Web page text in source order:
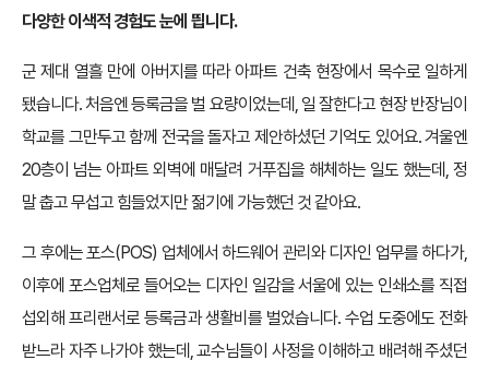
다양한 이색적 경험도 눈에 띕니다.
군 제대 열흘 만에 아버지를 따라 아파트 건축 현장에서 목수로 일하게
됐습니다. 처음엔 등록금을 벌 요량이었는데, 일 잘한다고 현장 반장님이
학교를 그만두고 함께 전국을 돌자고 제안하셨던 기억도 있어요. 겨울엔
20층이 넘는 아파트 외벽에 매달려 거푸집을 해체하는 일도 했는데, 정
말 춥고 무섭고 힘들었지만 젊기에 가능했던 것 같아요.
그 후에는 포스(POS) 업체에서 하드웨어 관리와 디자인 업무를 하다가,
이후에 포스업체로 들어오는 디자인 일감을 서울에 있는 인쇄소를 직접
섭외해 프리랜서로 등록금과 생활비를 벌었습니다. 수업 도중에도 전화
받느라 자주 나가야 했는데, 교수님들이 사정을 이해하고 배려해 주셨던